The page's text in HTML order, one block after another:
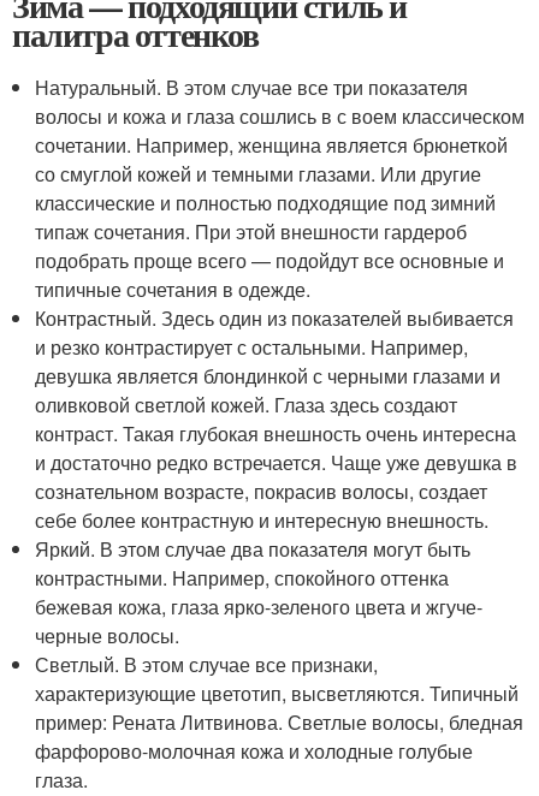
палитра оттенков
Натуральный. В этом случае все три показателя
волосы и кожа и глаза сошлись в с воем классическом
сочетании. Например, женщина является брюнеткой
со смуглой кожей и темными глазами. Или другие
классические и полностью подходящие под зимний
типаж сочетания. При этой внешности гардероб
подобрать проще всего — подойдут все основные и
типичные сочетания в одежде.
Контрастный. Здесь один из показателей выбивается
и резко контрастирует с остальными. Например,
девушка является блондинкой с черными глазами и
оливковой светлой кожей. Глаза здесь создают
контраст. Такая глубокая внешность очень интересна
и достаточно редко встречается. Чаще уже девушка в
сознательном возрасте, покрасив волосы, создает
себе более контрастную и интересную внешность.
Яркий. В этом случае два показателя могут быть
контрастными. Например, спокойного оттенка
бежевая кожа, глаза ярко-зеленого цвета и жгуче-
черные волосы.
Светлый. В этом случае все признаки,
характеризующие цветотип, высветляются. Типичный
пример: Рената Литвинова. Светлые волосы, бледная
фарфорово-молочная кожа и холодные голубые
глаза.